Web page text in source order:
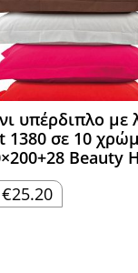
υπέρδιπλο με
1380 σε 10
Beauty
Original
price
€25.20Η
τρέχουσα